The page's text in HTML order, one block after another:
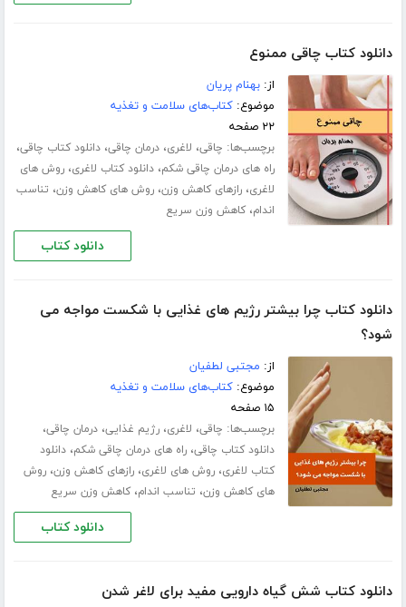
دانلود کتاب چاقی ممنوع
از:بهنام پریان
موضوع:کتاب‌های سلامت و تغذیه
۲۲ صفحه
برچسب‌ها: چاقی، لاغری،درمان چاقی،دانلود کتاب چاقی،
راه های درمان چاقی شکم،دانلود کتاب لاغری،روش های
لاغری،رازهای کاهش وزن،روش های کاهش وزن، تناسب
اندام،کاهش وزن سریع
دانلود کتاب
دانلود کتاب چرا بیشتر رژیم های غذایی با شکست مواجه می
شود؟
از: مجتبی لطفیان
موضوع:کتاب‌های سلامت و تغذیه
۱۵ صفحه
برچسب‌ها: چاقی، لاغری،رژیم غذایی،درمان چاقی،
دانلود کتاب چاقی،راه های درمان چاقی شکم،دانلود
کتاب لاغری،روش های لاغری،رازهای کاهش وزن،روش
های کاهش وزن، تناسب اندام،کاهش وزن سریع
دانلود کتاب
دانلود کتاب شش گیاه دارویی مفید برای لاغر شدن